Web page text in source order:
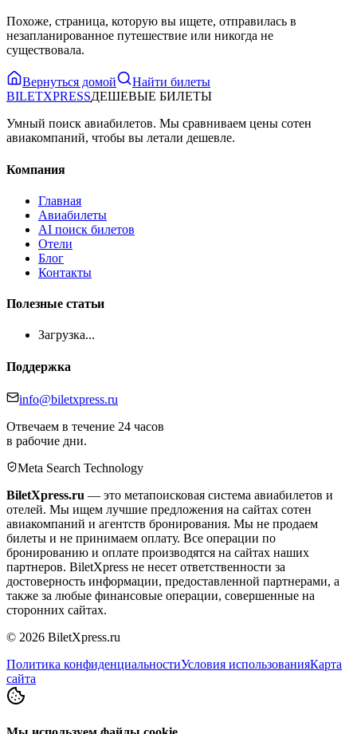
Похоже, страница, которую вы ищете, отправилась в
незапланированное путешествие или никогда не
существовала.
Вернуться домой
Найти билеты
BILETXPRESSДЕШЕВЫЕ БИЛЕТЫ
Умный поиск авиабилетов. Мы сравниваем цены сотен
авиакомпаний, чтобы вы летали дешевле.
Компания
Главная
Авиабилеты
AI поиск билетов
Отели
Блог
Контакты
Полезные статьи
Загрузка...
Поддержка
info@biletxpress.ru
Отвечаем в течение 24 часов
в рабочие дни.
Meta Search Technology
BiletXpress.ru — это метапоисковая система авиабилетов и
отелей. Мы ищем лучшие предложения на сайтах сотен
авиакомпаний и агентств бронирования. Мы не продаем
билеты и не принимаем оплату. Все операции по
бронированию и оплате производятся на сайтах наших
партнеров. BiletXpress не несет ответственности за
достоверность информации, предоставленной партнерами, а
также за любые финансовые операции, совершенные на
сторонних сайтах.
© 2026 BiletXpress.ru
Политика конфиденциальностиУсловия использованияКарта
сайта